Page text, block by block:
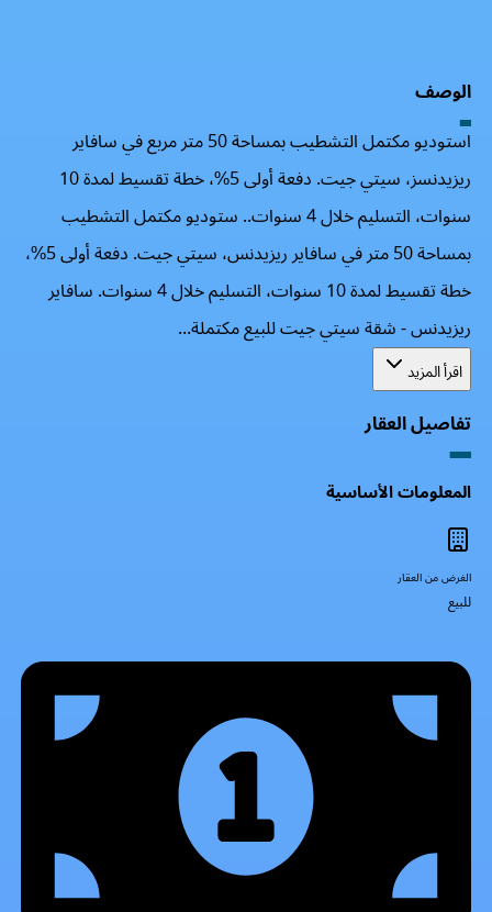
الوصف
استوديو مكتمل التشطيب بمساحة 50 متر مربع في سافاير
ريزيدنسز، سيتي جيت. دفعة أولى 5%، خطة تقسيط لمدة 10
سنوات، التسليم خلال 4 سنوات.. ستوديو مكتمل التشطيب
بمساحة 50 متر في سافاير ريزيدنس، سيتي جيت. دفعة أولى 5%،
خطة تقسيط لمدة 10 سنوات، التسليم خلال 4 سنوات. سافاير
ريزيدنس - شقة سيتي جيت للبيع مكتملة...
اقرأ المزيد
تفاصيل العقار
المعلومات الأساسية
الغرض من العقار
للبيع